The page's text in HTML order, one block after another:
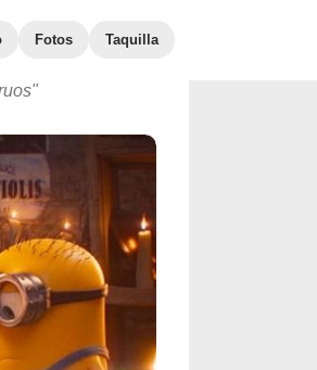
Fotos Taquilla